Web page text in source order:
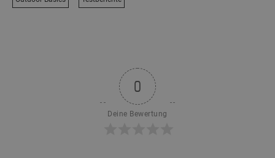
0
Deine Bewertung